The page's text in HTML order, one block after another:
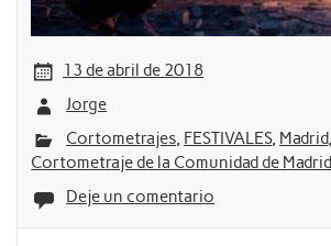
13 de abril de 2018
Jorge
Cortometrajes, FESTIVALES, Madrid
Cortometraje de la Comunidad de Madrid
Deje un comentario